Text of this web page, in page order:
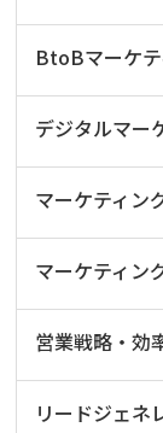
BtoBマーケ
デジタルマー
マーケティン
マーケティン
営業戦略・効
リードジェネ